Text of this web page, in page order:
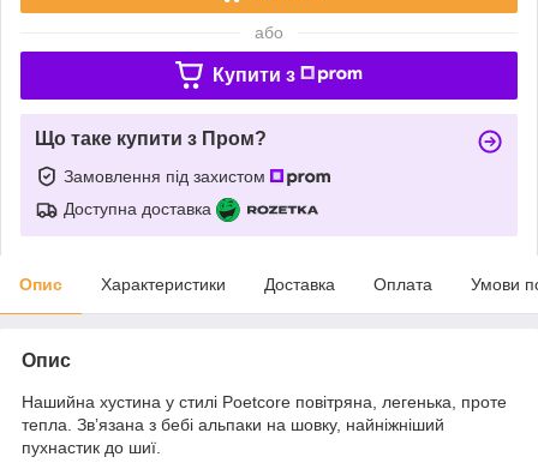
або
Купити з
Що таке купити з Пром?
Замовлення під захистом
Доступна доставка
Опис Характеристики Доставка Оплата Умови
Опис
Нашийна хустина у стилі Poetcore повітряна, легенька, проте
тепла. Звʼязана з бебі альпаки на шовку, найніжніший
пухнастик до шиї.